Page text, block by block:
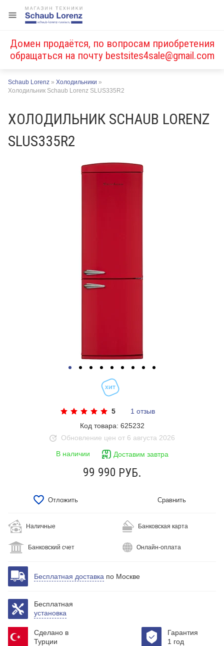
Домен продаётся, по вопросам приобретения
обращаться на почту bestsites4sale@gmail.com
Schaub Lorenz » Холодильники »
Холодильник Schaub Lorenz SLUS335R2
ХОЛОДИЛЬНИК SCHAUB LORENZ
SLUS335R2
5
1 отзыв
Код товара: 625232
В наличии Доставим завтра
Обновление цен от 6 августа 2026
99 990 РУБ.
Отложить Сравнить
Наличные Банковская карта
Банковский счет Онлайн-оплата
Бесплатная доставка по Москве
Бесплатная
установка
Сделано в
Турции
Гарантия
1 год